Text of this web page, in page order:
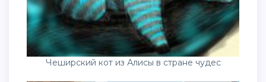
Чеширский кот из Алисы в стране чудес